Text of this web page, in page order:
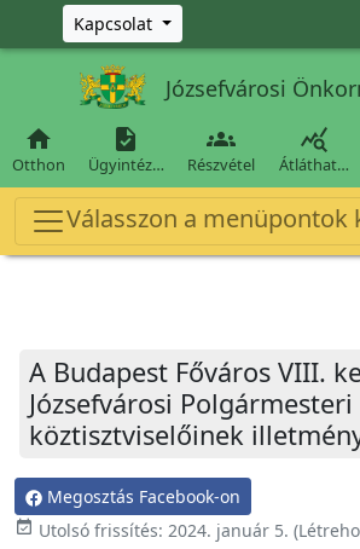
Ugrás a fő tartalomra
Kapcsolat
Józsefvárosi

Otthon

Ügyintéz…

Részvétel

Átláthat…
Válasszon a menüpontok
A Budapest Főváros VIII.
Józsefvárosi
köztisztviselőinek
Megosztás Facebook-on
event_available Utolsó frissítés: 2024. január 5.